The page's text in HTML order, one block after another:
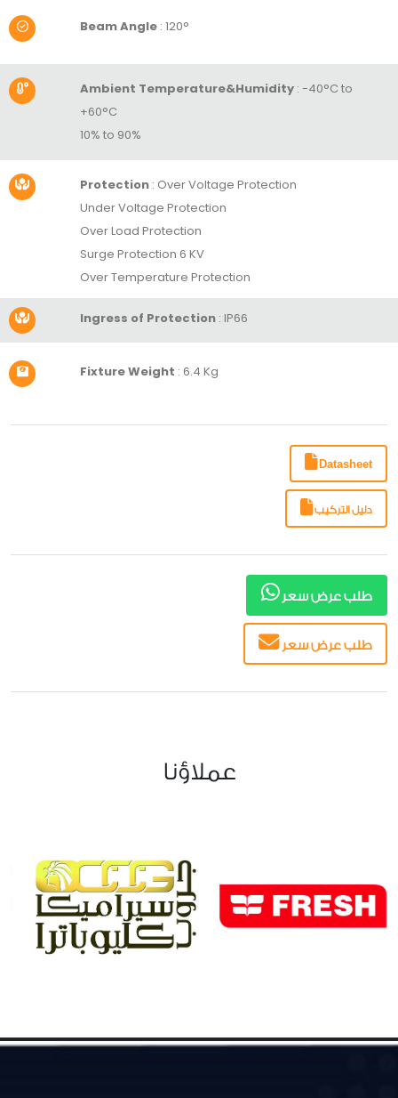
Beam Angle: 120°
Ambient Temperature&Humidity: -40°C to
+60°C
10% to 90%
Protection: Over Voltage Protection
Under Voltage Protection
Over Load Protection
Surge Protection 6 KV
Over Temperature Protection
Ingress of Protection: IP66
Fixture Weight : 6.4 Kg
Datasheet
دليل التركيب
طلب عرض سعر
طلب عرض سعر
عملاؤنا